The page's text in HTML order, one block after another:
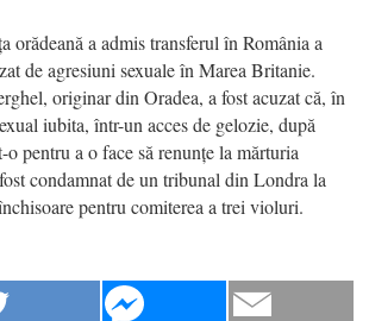
orădeană a admis transferul în România a
de agresiuni sexuale în Marea Britanie.
originar din Oradea, a fost acuzat că, în
iubita, într-un acces de gelozie, după
pentru a o face să renunțe la mărturia
condamnat de un tribunal din Londra la
pentru comiterea a trei violuri.